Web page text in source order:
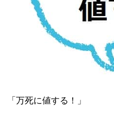
「万死に値する！」